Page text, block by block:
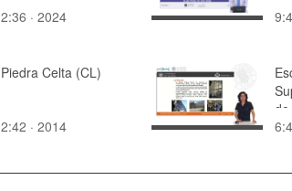
2:36 · 2024
Piedra Celta (CL)
2:42 · 2014